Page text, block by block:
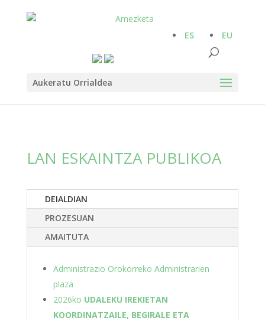
Aukeratu Orrialdea
ES EU
LAN ESKAINTZA PUBLIKOA
DEIALDIAN
PROZESUAN
AMAITUTA
Administrazio Orokorreko Administrarien
plaza
2026ko UDALEKU IREKIETAN
KOORDINATZAILE, BEGIRALE ETA